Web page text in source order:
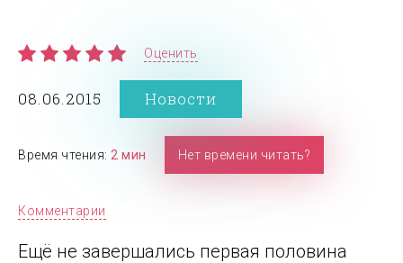
Оценить
08.06.2015 Новости
Время чтения: 2 мин Нет времени читать?
Комментарии
Ещё не завершались первая половина